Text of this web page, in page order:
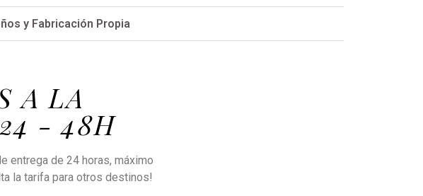
y Fabricación Propia
A LA
- 48H
entrega de 24 horas, máximo
la tarifa para otros destinos!